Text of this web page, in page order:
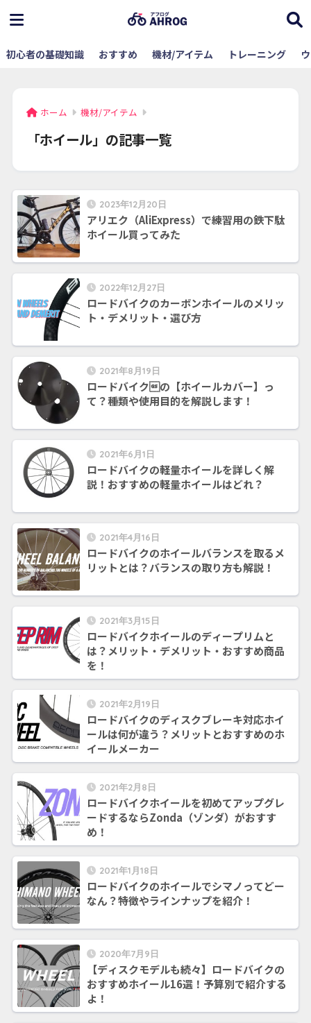
初心者の基礎知識 おすすめ 機材/アイテム トレーニング
ホーム 機材/アイテム
「ホイール」の記事一覧
2023年12月20日
アリエク（AliExpress）で練習用の鉄下駄
ホイール買ってみた
2022年12月27日
ロードバイクのカーボンホイールのメリッ
ト・デメリット・選び方
2021年8月19日
ロードバイクの【ホイールカバー】っ
て？種類や使用目的を解説します！
2021年6月1日
ロードバイクの軽量ホイールを詳しく解
説！おすすめの軽量ホイールはどれ？
2021年4月16日
ロードバイクのホイールバランスを取るメ
リットとは？バランスの取り方も解説！
2021年3月15日
ロードバイクホイールのディープリムと
は？メリット・デメリット・おすすめ商品
を！
2021年2月19日
ロードバイクのディスクブレーキ対応ホイ
ールは何が違う？メリットとおすすめのホ
イールメーカー
2021年2月8日
ロードバイクホイールを初めてアップグレ
ードするならZonda（ゾンダ）がおすす
め！
2021年1月18日
ロードバイクのホイールでシマノってどー
なん？特徴やラインナップを紹介！
2020年7月9日
【ディスクモデルも続々】ロードバイクの
おすすめホイール16選！予算別で紹介する
よ！